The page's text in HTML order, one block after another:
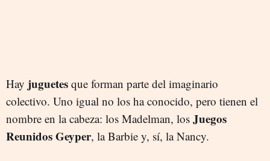
Hay juguetes que forman parte del imaginario
colectivo. Uno igual no los ha conocido, pero tienen el
nombre en la cabeza: los Madelman, los Juegos
Reunidos Geyper, la Barbie y, sí, la Nancy.